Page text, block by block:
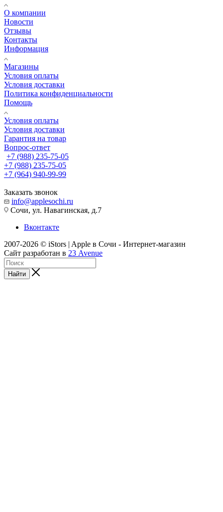
О компании
Новости
Отзывы
Контакты
Информация
Магазины
Условия оплаты
Условия доставки
Политика конфиденциальности
Помощь
Условия оплаты
Условия доставки
Гарантия на товар
Вопрос-ответ
+7 (988) 235-75-05
+7 (988) 235-75-05
+7 (964) 940-99-99
Заказать звонок
info@applesochi.ru
Сочи, ул. Навагинская, д.7
Вконтакте
2007-2026 © iStors | Apple в Сочи - Интернет-магазин
Сайт разработан в 23 Avenue
Найти